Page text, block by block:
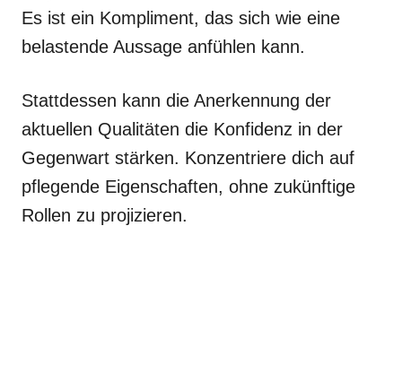
Es ist ein Kompliment, das sich wie eine
belastende Aussage anfühlen kann.
Stattdessen kann die Anerkennung der
aktuellen Qualitäten die Konfidenz in der
Gegenwart stärken. Konzentriere dich auf
pflegende Eigenschaften, ohne zukünftige
Rollen zu projizieren.